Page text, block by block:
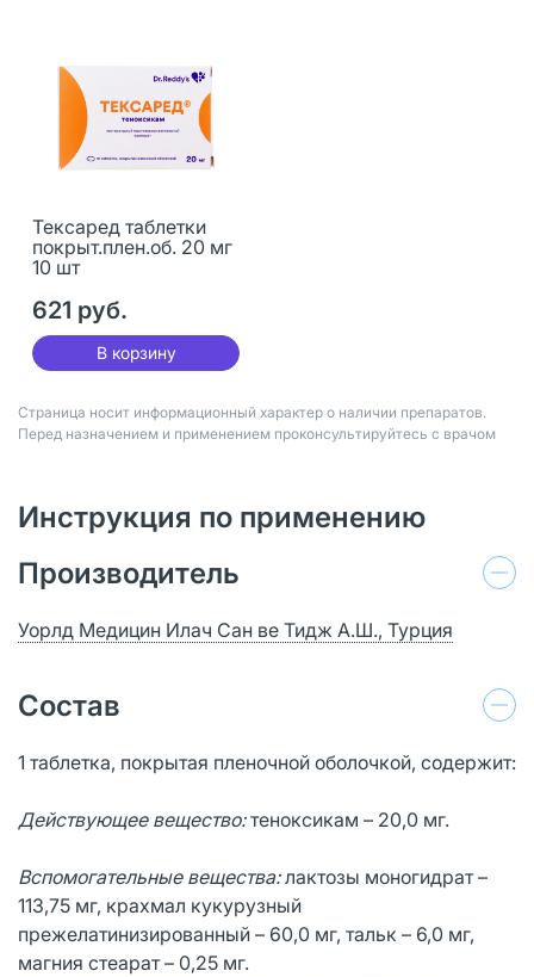
Тексаред таблетки
покрыт.плен.об. 20 мг
10 шт
621 руб.
В корзину
Страница носит информационный характер о наличии препаратов.
Перед назначением и применением проконсультируйтесь с врачом
Инструкция по применению
Производитель
Уорлд Медицин Илач Сан ве Тидж А.Ш., Турция
Состав
1 таблетка, покрытая пленочной оболочкой, содержит:
Действующее вещество:теноксикам – 20,0 мг.
Вспомогательные вещества:лактозы моногидрат –
113,75 мг, крахмал кукурузный
прежелатинизированный – 60,0 мг, тальк – 6,0 мг,
магния стеарат – 0,25 мг.